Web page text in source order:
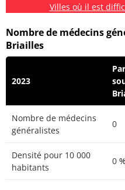
Villes où il est
Nombre de médecins
Briailles
2023
Nombre de médecins
généralistes
0
Densité pour 10 000
habitants
0